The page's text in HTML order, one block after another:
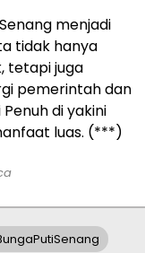
menjadi
tidak hanya
tetapi juga
pemerintah dan
di yakini
luas. (***)